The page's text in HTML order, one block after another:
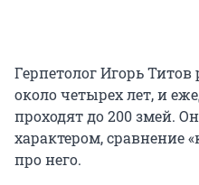
Герпетолог Игорь Титов
около четырех лет, и
проходят до 200 змей.
характером, сравнение
про него.